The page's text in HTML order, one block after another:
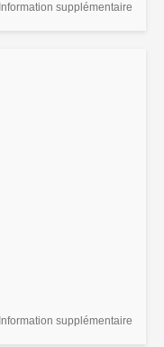
Information supplémentaire
Information supplémentaire